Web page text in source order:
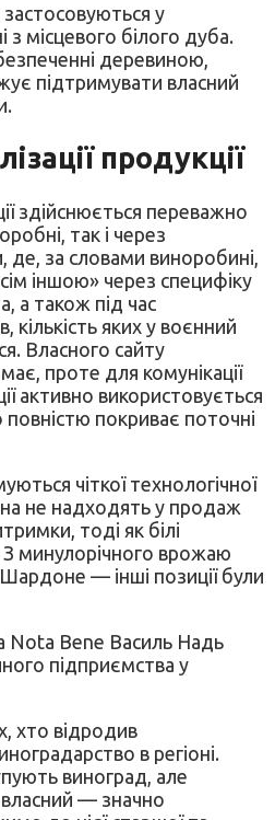
у
з місцевого білого дуба.
деревиною,
підтримувати власний
продукції
здійснюється переважно
так і через
де, за словами виноробині,
іншою» через специфіку
а також під час
кількість яких у воєнний
Власного сайту
проте для комунікації
активно використовується
покриває поточні
чіткої технологічної
не надходять у продаж
тоді як білі
З минулорічного врожаю
— інші позиції були
Nota Bene Василь Надь
підприємства у
хто відродив
в регіоні.
виноград, але
— значно